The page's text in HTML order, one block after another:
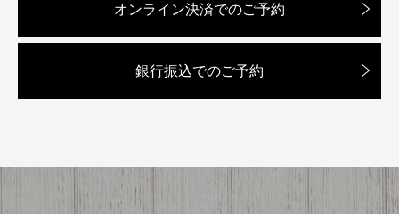
オンライン決済でのご予約
銀行振込でのご予約